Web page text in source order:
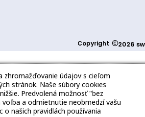
Copyright 2026
zhromažďovanie údajov s cieľom
stránok. Naše súbory cookies
Predvolená možnosť "bez
a odmietnutie neobmedzí vašu
o našich pravidlách používania